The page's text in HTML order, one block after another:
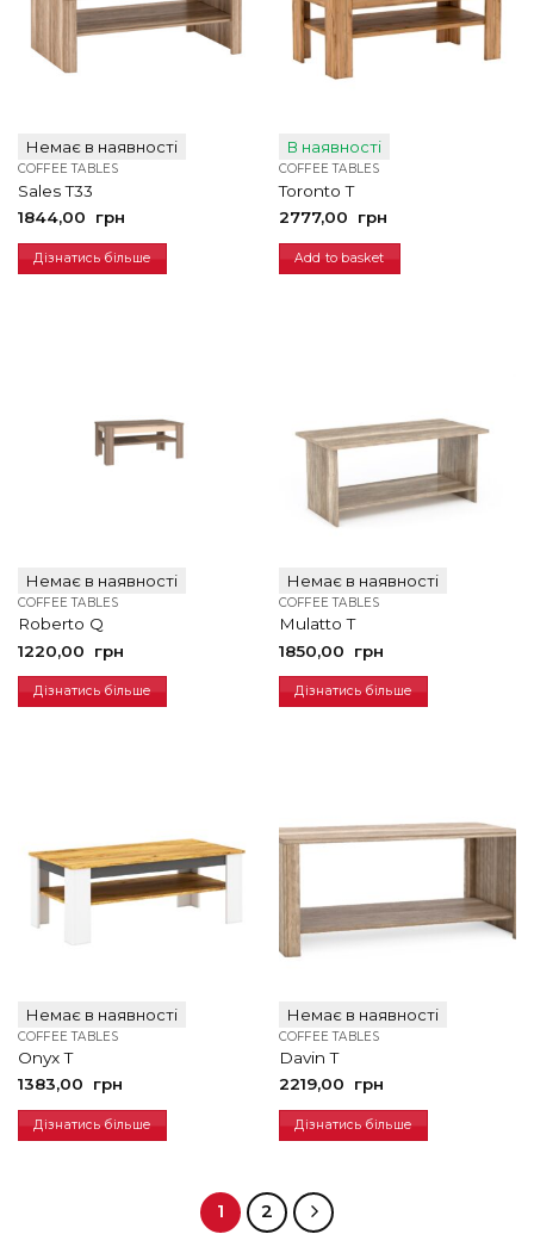
Немає в наявності
COFFEE TABLES
Sales T33
1844,00
грн
Дізнатись більше
В наявності
COFFEE TABLES
Toronto T
2777,00
грн
Add to basket
Немає в наявності
COFFEE TABLES
Roberto Q
1220,00
грн
Дізнатись більше
Немає в наявності
COFFEE TABLES
Mulatto T
1850,00
грн
Дізнатись більше
Немає в наявності
COFFEE TABLES
Onyx T
1383,00
грн
Дізнатись більше
Немає в наявності
COFFEE TABLES
Davin T
2219,00
грн
Дізнатись більше
1 2